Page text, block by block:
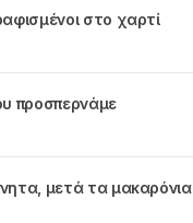
στο χαρτί
προσπερνάμε
μετά τα μακαρόνια